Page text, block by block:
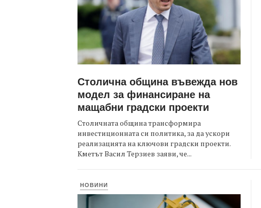
Столична община въвежда нов
модел за финансиране на
мащабни градски проекти
Столичната община трансформира
инвестиционната си политика, за да ускори
реализацията на ключови градски проекти.
Кметът Васил Терзиев заяви, че...
НОВИНИ